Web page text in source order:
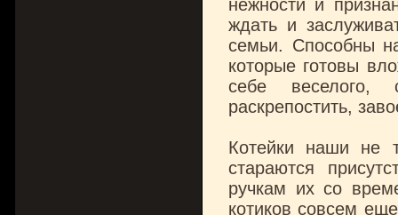
нежности и
ждать и
семьи. Способны
которые готовы
себе веселого,
раскрепостить,
Котейки наши не
стараются
ручкам их со
котиков совсем